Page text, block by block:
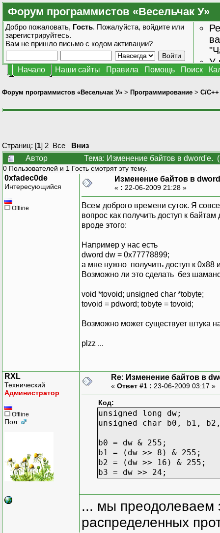
Форум программистов «Весельчак У»
Добро пожаловать, Гость. Пожалуйста, войдите или
зарегистрируйтесь.
Вам не пришло письмо с кодом активации?
У
Начало Наши сайты Правила Помощь Поиск
Форум программистов «Весельчак У» > Программирование > C/C++
Страниц: [1] 2 Все
Вниз
Автор
Тема: Изменение байтов в dword'е.
0 Пользователей и 1 Гость смотрят эту тему.
0xfadec0de
Интересующийся
Offline
Изменение байтов в
« : 22-06-2009 21:28 »
Всем доброго времени суток. Я
вопрос как получить доступ к
вроде этого:
Например у нас есть
dword dw = 0x77778899;
а мне нужно получить доступ к 0x88
Возможно ли это сделать без
void *tovoid; unsigned char *tobyte;
tovoid = pdword; tobyte = tovoid;
Возможно может существует штука
plzz ...
RXL
Технический
Администратор
Offline
Пол:
Re: Изменение байтов в
« Ответ #1 : 23-06-2009 03:17 »
Код:
unsigned long dw;
unsigned char b0, b1,
b0 = dw & 255;
b1 = (dw >> 8) & 255;
b2 = (dw >> 16) & 255;
b3 = dw >> 24;
... мы преодолеваем
распределенных